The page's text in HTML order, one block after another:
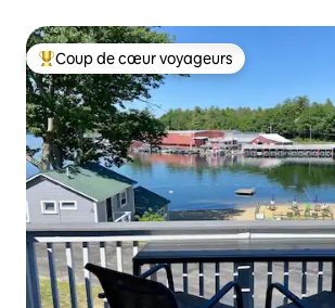
Coups de cœur voyageurs les plus
Coup de cœur voyageurs